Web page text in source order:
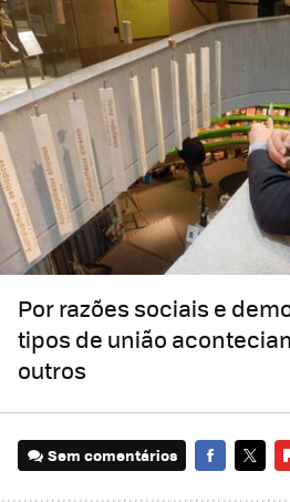
Por razões sociais e
tipos de união
outros
Sem comentários